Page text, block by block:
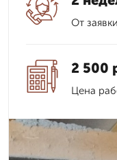
От
2 500
Цена